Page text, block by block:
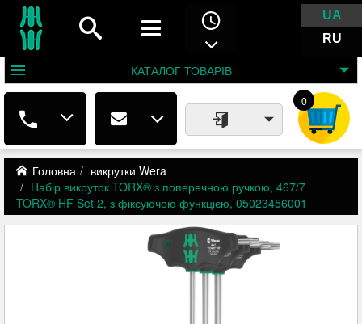
UA
RU
КАТАЛОГ ТОВАРІВ
0
Головна
викрутки Wera
Набір викруток TORX® з поперечною ручкою, 467/7
TORX® HF Set 2, з фіксуючою функцією, 05023456001